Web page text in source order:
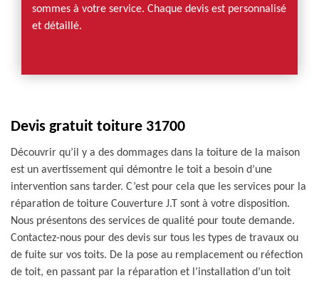
sommes à votre service. Chaque devis est personnalisé
et détaillé.
Devis gratuit toiture 31700
Découvrir qu’il y a des dommages dans la toiture de la maison
est un avertissement qui démontre le toit a besoin d’une
intervention sans tarder. C’est pour cela que les services pour la
réparation de toiture Couverture J.T sont à votre disposition.
Nous présentons des services de qualité pour toute demande.
Contactez-nous pour des devis sur tous les types de travaux ou
de fuite sur vos toits. De la pose au remplacement ou réfection
de toit, en passant par la réparation et l’installation d’un toit